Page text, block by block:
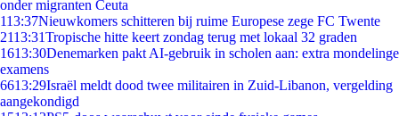
onder migranten Ceuta
113:37Nieuwkomers schitteren bij ruime Europese zege FC Twente
2113:31Tropische hitte keert zondag terug met lokaal 32 graden
1613:30Denemarken pakt AI-gebruik in scholen aan: extra mondelinge
examens
6613:29Israël meldt dood twee militairen in Zuid-Libanon, vergelding
aangekondigd